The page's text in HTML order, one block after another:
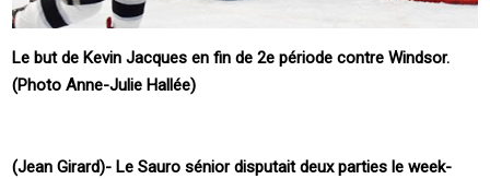
Le but de Kevin Jacques en fin de 2e période contre Windsor.
(Photo Anne-Julie Hallée)
(Jean Girard)- Le Sauro sénior disputait deux parties le week-